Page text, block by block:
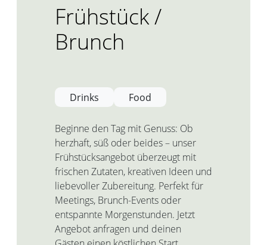
Frühstück /
Brunch
Drinks Food
Beginne den Tag mit Genuss: Ob
herzhaft, süß oder beides – unser
Frühstücksangebot überzeugt mit
frischen Zutaten, kreativen Ideen und
liebevoller Zubereitung. Perfekt für
Meetings, Brunch-Events oder
entspannte Morgenstunden. Jetzt
Angebot anfragen und deinen